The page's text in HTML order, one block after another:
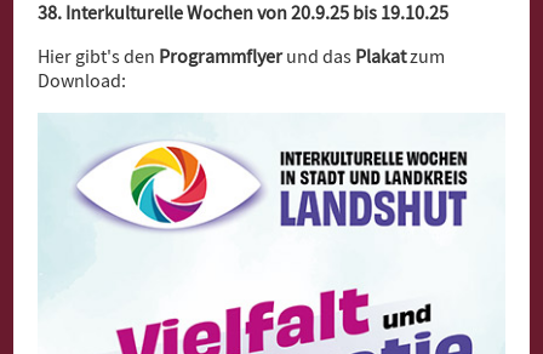
38. Interkulturelle Wochen von 20.9.25 bis 19.10.25
Hier gibt's den Programmflyerund das Plakatzum
Download: